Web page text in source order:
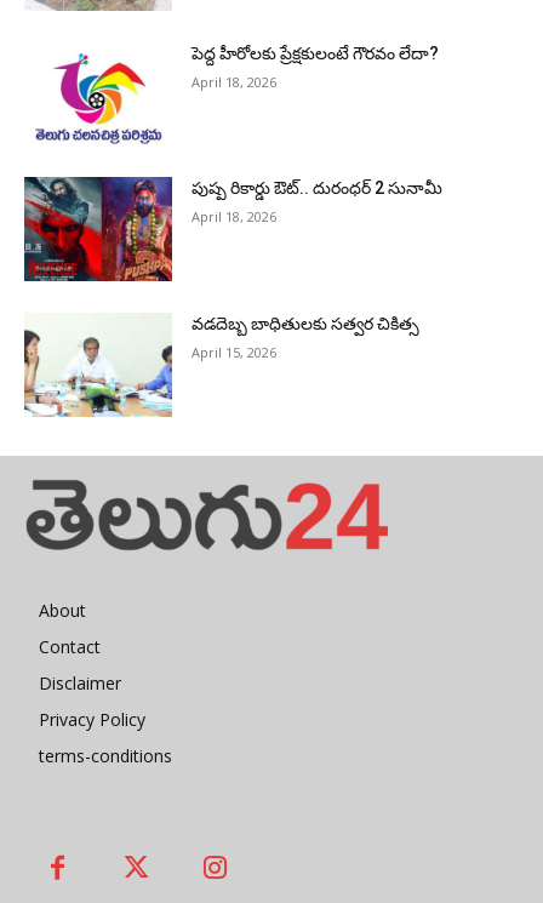
పెద్ద హీరోల‌కు ప్రేక్ష‌కులంటే గౌర‌వం లేదా?
April 18, 2026
పుష్ప రికార్డు ఔట్‌.. దురంధ‌ర్ 2 సునామీ
April 18, 2026
వడదెబ్బ బాధితులకు సత్వర చికిత్స
April 15, 2026
About
Contact
Disclaimer
Privacy Policy
terms-conditions